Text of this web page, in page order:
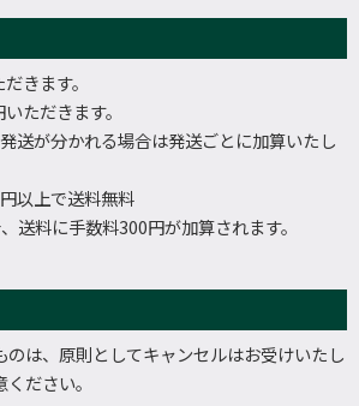
きます。
ただきます。
送が分かれる場合は発送ごとに加算いたし
以上で送料無料
送料に手数料300円が加算されます。
のは、原則としてキャンセルはお受けいたし
ださい。